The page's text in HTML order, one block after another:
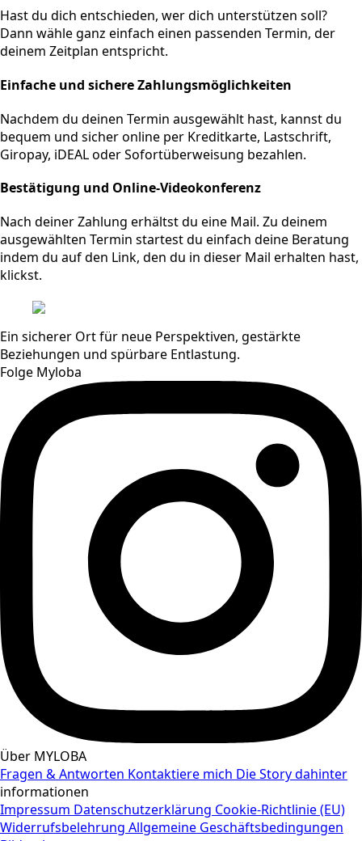
Hast du dich entschieden, wer dich unterstützen soll?
Dann wähle ganz einfach einen passenden Termin, der
deinem Zeitplan entspricht.
Einfache und sichere Zahlungsmöglichkeiten
Nachdem du deinen Termin ausgewählt hast, kannst du
bequem und sicher online per Kreditkarte, Lastschrift,
Giropay, iDEAL oder Sofortüberweisung bezahlen.
Bestätigung und Online-Videokonferenz
Nach deiner Zahlung erhältst du eine Mail. Zu deinem
ausgewählten Termin startest du einfach deine Beratung
indem du auf den Link, den du in dieser Mail erhalten hast,
klickst.
Ein sicherer Ort für neue Perspektiven, gestärkte
Beziehungen und spürbare Entlastung.
Folge Myloba
Über MYLOBA
Fragen & Antworten Kontaktiere mich Die Story dahinter
informationen
Impressum Datenschutzerklärung Cookie-Richtlinie (EU)
Widerrufsbelehrung Allgemeine Geschäftsbedingungen